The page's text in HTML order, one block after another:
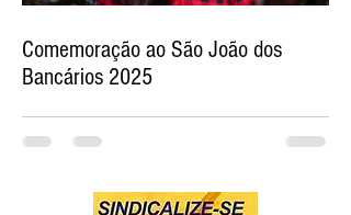
Comemoração ao São João dos
Bancários 2025